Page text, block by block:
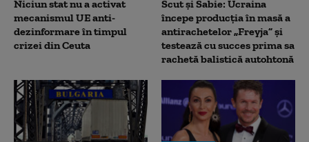
Niciun stat nu a activat
mecanismul UE anti-
dezinformare în timpul
crizei din Ceuta
Scut și Sabie: Ucraina
începe producția în masă a
antirachetelor „Freyja” și
testează cu succes prima sa
rachetă balistică autohtonă